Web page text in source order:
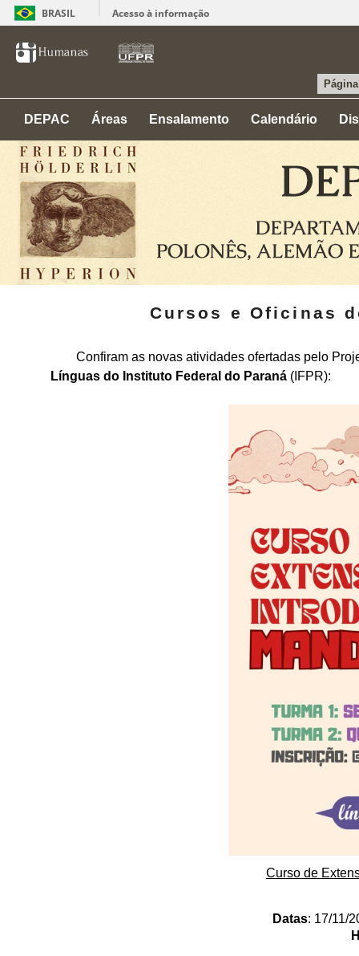
BRASIL Acesso à informação
DEPAC Áreas Ensalamento Calendário
Cursos e Oficinas
Confiram as novas atividades ofertadas pelo
Línguas do Instituto Federal do Paraná (IFPR):
Curso de
Datas: 17/11/